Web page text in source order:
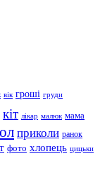
вік гроші груди
кіт лікар малюк мама
приколи ранок
фото хлопець цицьки